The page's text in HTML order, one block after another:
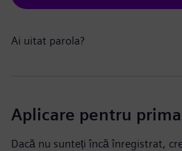
Ai uitat parola?
Aplicare pentru
Dacă nu sunteți încă înregistrat,